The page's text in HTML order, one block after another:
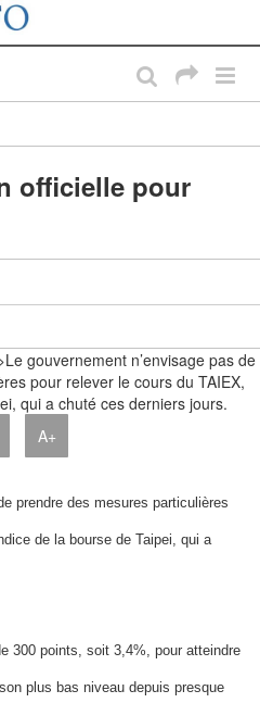
officielle pour
A+
prendre des mesures particulières
de la bourse de Taipei, qui a
300 points, soit 3,4%, pour atteindre
plus bas niveau depuis presque